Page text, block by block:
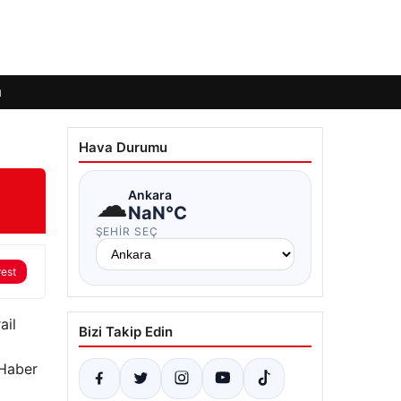
Hava Durumu
☁Ankara
NaN°C
ŞEHIR SEÇ
Bizi Takip Edin